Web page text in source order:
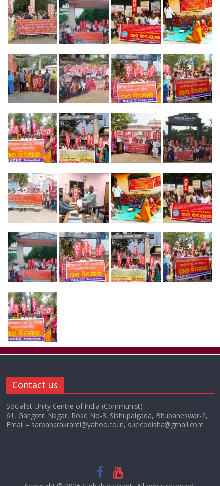
Contact us
Socialist Unity Centre of India (Communist)
61, Gangotri Nagar, Road No-3, Sishupalgada, Bhubaneswar-2,
Email – sarbaharakranti@yahoo.co.in, sucicodisha@gmail.com